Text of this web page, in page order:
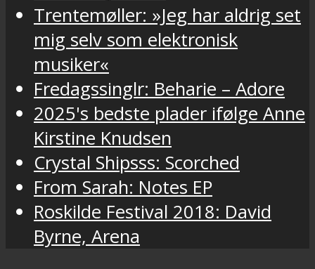
Trentemøller: »Jeg har aldrig set
mig selv som elektronisk
musiker«
Fredagssinglr: Beharie – Adore
2025's bedste plader ifølge Anne
Kirstine Knudsen
Crystal Shipsss: Scorched
From Sarah: Notes EP
Roskilde Festival 2018: David
Byrne, Arena